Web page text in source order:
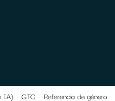
IA) GTC Referencia de género